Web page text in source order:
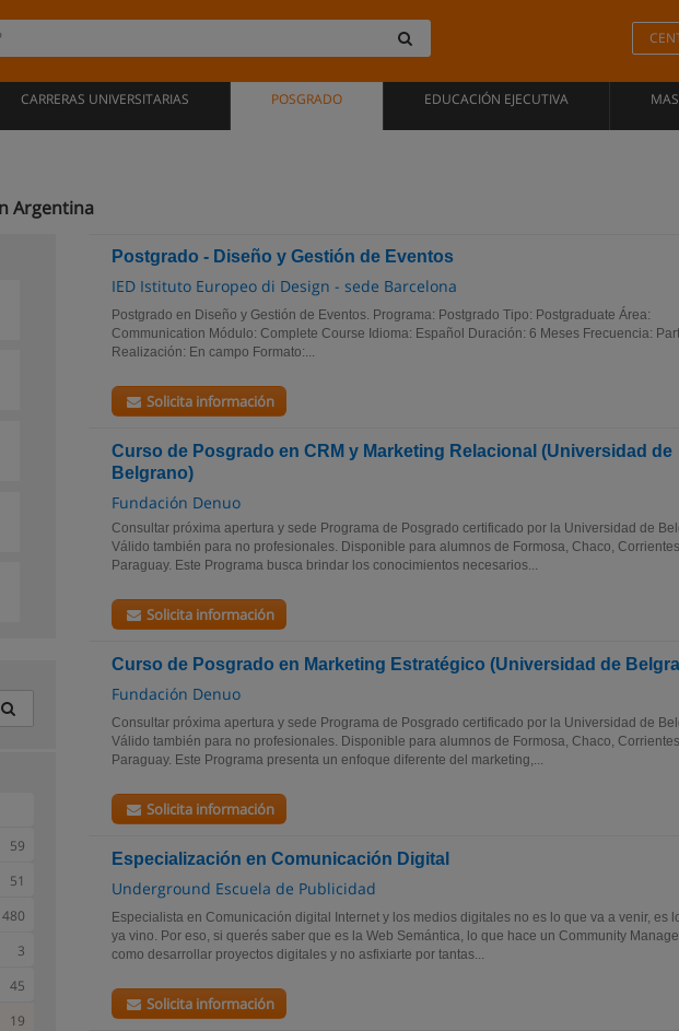
CARRERAS UNIVERSITARIAS POSGRADO EDUCACIÓN EJECUTIVA
Argentina
Postgrado - Diseño y Gestión de Eventos
IED Istituto Europeo di Design - sede Barcelona
Postgrado en Diseño y Gestión de Eventos. Programa: Postgrado Tipo: Postgraduate Área:
Communication Módulo: Complete Course Idioma: Español Duración: 6 Meses Frecuencia:
Realización: En campo Formato:...
Solicita información
Curso de Posgrado en CRM y Marketing Relacional (Universidad de
Belgrano)
Fundación Denuo
Consultar próxima apertura y sede Programa de Posgrado certificado por la Universidad de
Válido también para no profesionales. Disponible para alumnos de Formosa, Chaco,
Paraguay. Este Programa busca brindar los conocimientos necesarios...
Solicita información
Curso de Posgrado en Marketing Estratégico (Universidad de
Fundación Denuo
Consultar próxima apertura y sede Programa de Posgrado certificado por la Universidad de
Válido también para no profesionales. Disponible para alumnos de Formosa, Chaco,
Paraguay. Este Programa presenta un enfoque diferente del marketing,...
Solicita información
Especialización en Comunicación Digital
Underground Escuela de Publicidad
Especialista en Comunicación digital Internet y los medios digitales no es lo que va a venir, es
ya vino. Por eso, si querés saber que es la Web Semántica, lo que hace un Community
como desarrollar proyectos digitales y no asfixiarte por tantas...
Solicita información
59
51
480
3
45
19